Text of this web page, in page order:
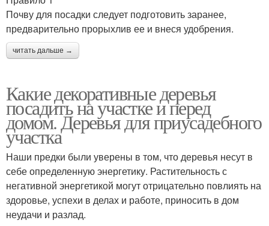
Почву для посадки следует подготовить заранее,
предварительно прорыхлив ее и внеся удобрения.
читать дальше →
Какие декоративные деревья
посадить на участке и перед
домом. Деревья для приусадебного
участка
Наши предки были уверены в том, что деревья несут в
себе определенную энергетику. Растительность с
негативной энергетикой могут отрицательно повлиять на
здоровье, успехи в делах и работе, приносить в дом
неудачи и разлад.